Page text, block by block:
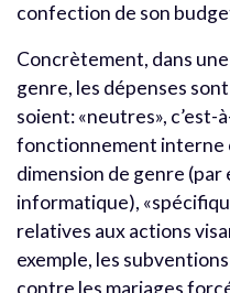
confection de son
Concrètement, dans
genre, les dépenses
soient: «neutres»,
fonctionnement interne
dimension de genre (par
informatique),
relatives aux actions
exemple, les
contre les mariages